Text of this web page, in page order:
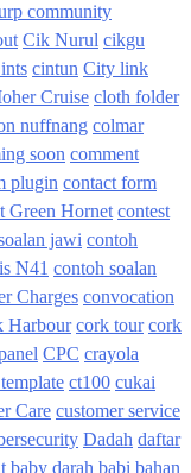
community
Cik Nurul cikgu
cintun City link
Cruise cloth folder
nuffnang colmar
soon comment
plugin contact form
Green Hornet contest
jawi contoh
N41 contoh soalan
Charges convocation
Harbour cork tour cork
CPC crayola
ct100 cukai
Care customer service
Dadah daftar
baby darah babi bahan